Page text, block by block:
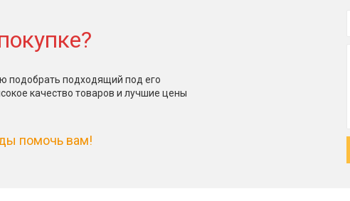
подобрать подходящий под его
качество товаров и лучшие цены
помочь вам!